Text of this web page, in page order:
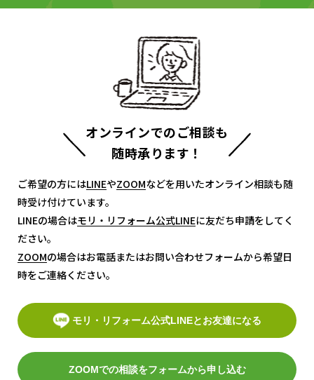
オンラインでのご相談も
随時承ります！
ご希望の方にはLINE
LINEやZOOM
ZOOMなどを用いたオンライン相談も随
時受け付けています。
LINEの場合はモリ・リフォーム公式LINE
モリ・リフォーム公式LINEに友だち申請をしてく
ださい。
ZOOM
ZOOMの場合はお電話またはお問い合わせフォームから希望日
時をご連絡ください。
モリ・リフォーム公式LINEとお友達になる
ZOOMでの相談をフォームから申し込む